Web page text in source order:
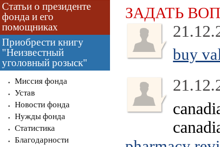
Статьи о президенте
фонда и его
помощниках
Приобрести книгу
"Неизвестный
уголовный розыск"
Миссия фонда
Устав
Новости фонда
Нужды фонда
Статистика
Благодарности
ЗАДАТЬ
buy